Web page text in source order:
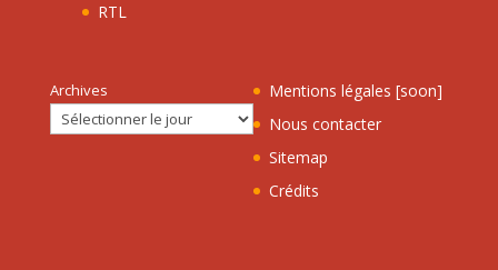
RTL
Archives
Mentions légales [soon]
Nous contacter
Sitemap
Crédits